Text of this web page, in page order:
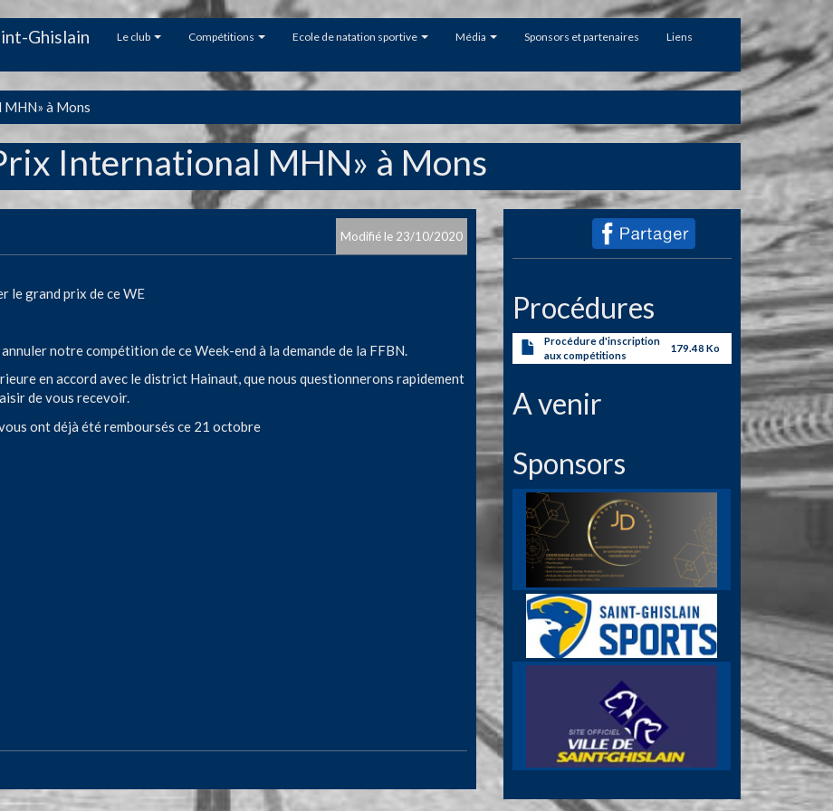
Ghislain Le club Compétitions Ecole de natation sportive Média Sponsors et partenaires Liens
à Mons
International MHN» à Mons
23/10/2020
le grand prix de ce WE
notre compétition de ce Week-end à la demande de la FFBN.
en accord avec le district Hainaut, que nous questionnerons rapidement
de vous recevoir.
ont déjà été remboursés ce 21 octobre
Procédures
Procédure d'inscription
aux compétitions
179.48 Ko
A venir
Sponsors